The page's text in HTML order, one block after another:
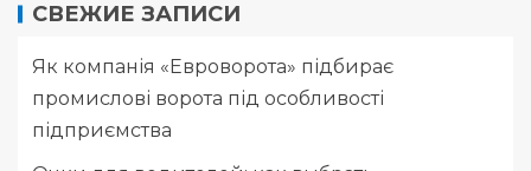
СВЕЖИЕ ЗАПИСИ
Як компанія «Евроворота» підбирає
промислові ворота під особливості
підприємства